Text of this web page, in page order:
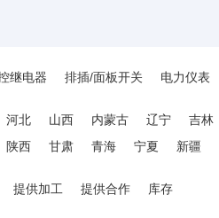
继电器 排插/面板开关 电力仪表
航空接头/防水接头 电线电缆和配件
光源灯具及配件 制冷暖通设备
河北 山西 内蒙古 辽宁 吉林
陕西 甘肃 青海 宁夏 新疆
提供加工 提供合作 库存